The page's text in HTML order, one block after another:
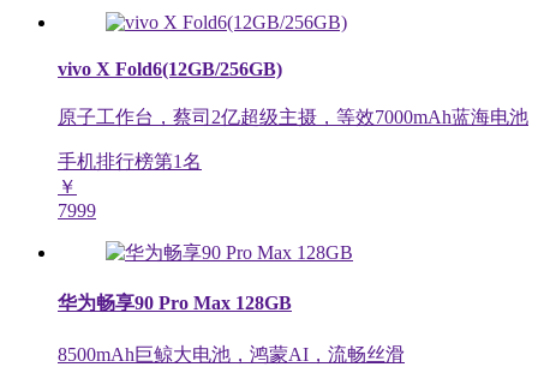
vivo X Fold6(12GB/256GB)
原子工作台，蔡司2亿超级主摄，等效7000mAh蓝海电池
手机排行榜第1名
￥
7999
华为畅享90 Pro Max 128GB
8500mAh巨鲸大电池，鸿蒙AI，流畅丝滑